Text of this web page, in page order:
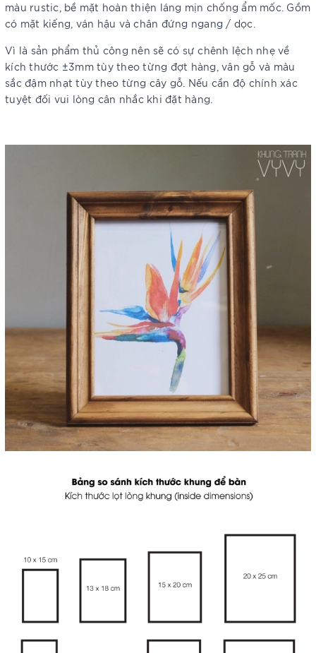
màu rustic, bề mặt hoàn thiện láng mịn chống ẩm mốc. Gồm
có mặt kiếng, ván hậu và chân đứng ngang / dọc.
Vì là sản phẩm thủ công nên sẽ có sự chênh lệch nhẹ về
kích thước ±3mm tùy theo từng đợt hàng, vân gỗ và màu
sắc đậm nhạt tùy theo từng cây gỗ. Nếu cần độ chính xác
tuyệt đối vui lòng cân nhắc khi đặt hàng.